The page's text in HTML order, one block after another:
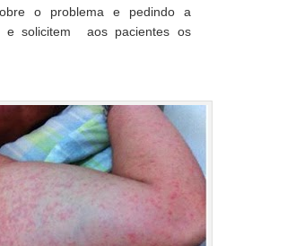
o problema e pedindo a
e solicitem aos pacientes os